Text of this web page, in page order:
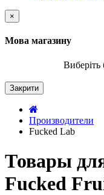
×
Мова магазину
Виберіть
Закрити
Производители
Fucked Lab
Товары
Fucked